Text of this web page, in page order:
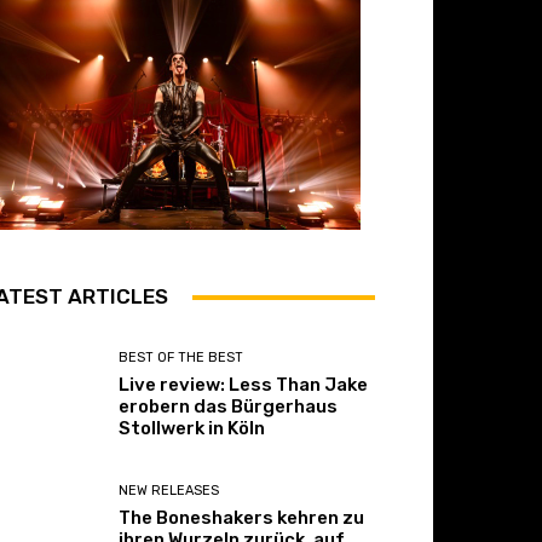
ARTICLES
BEST OF THE BEST
Live review: Less Than Jake
erobern das Bürgerhaus
Stollwerk in Köln
NEW RELEASES
The Boneshakers kehren zu